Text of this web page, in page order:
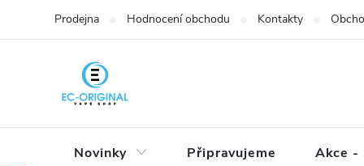
Prodejna Hodnocení obchodu Kontakty
Novinky Připravujeme Akce -